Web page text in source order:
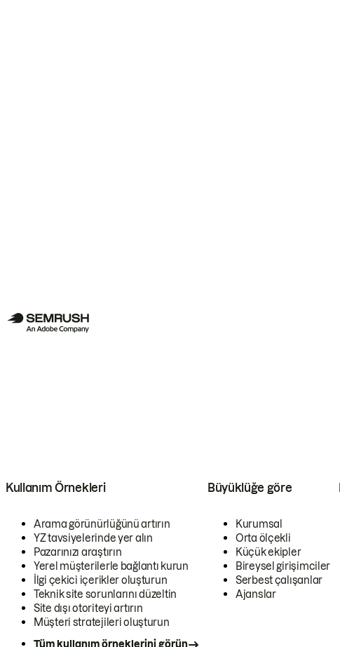
Kullanım Örnekleri
Arama görünürlüğünü artırın
YZ tavsiyelerinde yer alın
Pazarınızı araştırın
Yerel müşterilerle bağlantı kurun
İlgi çekici içerikler oluşturun
Teknik site sorunlarını düzeltin
Site dışı otoriteyi artırın
Müşteri stratejileri oluşturun
Tüm kullanım örneklerini görün
Büyüklüğe göre
Kurumsal
Orta ölçekli
Küçük ekipler
Bireysel girişimciler
Serbest çalışanlar
Ajanslar